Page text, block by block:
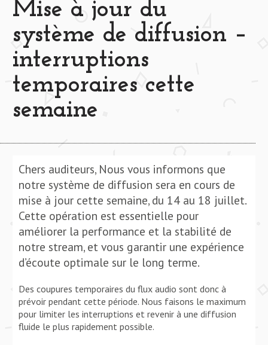
Mise à jour du
système de diffusion –
interruptions
temporaires cette
semaine
Chers auditeurs, Nous vous informons que
notre système de diffusion sera en cours de
mise à jour cette semaine, du 14 au 18 juillet.
Cette opération est essentielle pour
améliorer la performance et la stabilité de
notre stream, et vous garantir une expérience
d’écoute optimale sur le long terme.
Des coupures temporaires du flux audio sont donc à
prévoir pendant cette période. Nous faisons le maximum
pour limiter les interruptions et revenir à une diffusion
fluide le plus rapidement possible.